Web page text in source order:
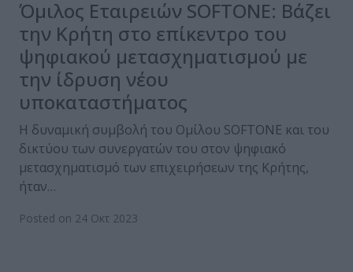
Όμιλος Εταιρειών SOFTONE: Βάζει
την Κρήτη στο επίκεντρο του
ψηφιακού μετασχηματισμού με
την ίδρυση νέου
υποκαταστήματος
Η δυναμική συμβολή του Ομίλου SOFTONE και του
δικτύου των συνεργατών του στον ψηφιακό
μετασχηματισμό των επιχειρήσεων της Κρήτης,
ήταν…
Posted on 24 Οκτ 2023